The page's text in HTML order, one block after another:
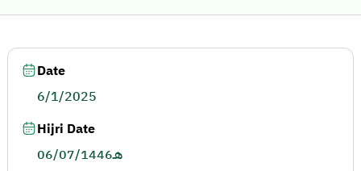
Date
6/1/2025
Hijri Date
06/07/1446هـ